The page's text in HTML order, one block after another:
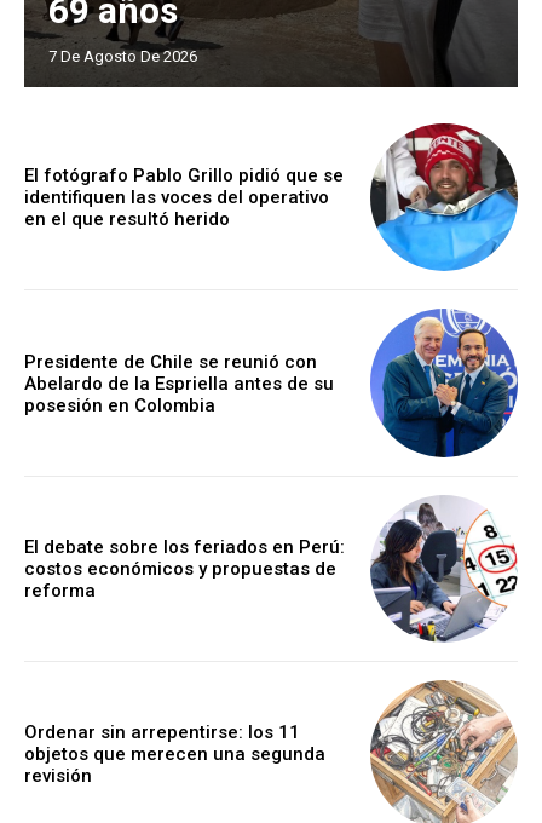
69 años
7 De Agosto De 2026
El fotógrafo Pablo Grillo pidió que se
identifiquen las voces del operativo
en el que resultó herido
Presidente de Chile se reunió con
Abelardo de la Espriella antes de su
posesión en Colombia
El debate sobre los feriados en Perú:
costos económicos y propuestas de
reforma
Ordenar sin arrepentirse: los 11
objetos que merecen una segunda
revisión